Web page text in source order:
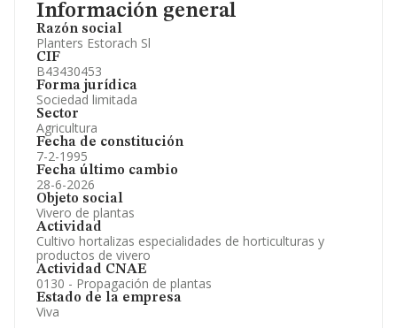
Información general
Razón social
Planters Estorach Sl
CIF
B43430453
Forma jurídica
Sociedad limitada
Sector
Agricultura
Fecha de constitución
7-2-1995
Fecha último cambio
28-6-2026
Objeto social
Vivero de plantas
Actividad
Cultivo hortalizas especialidades de horticulturas y
productos de vivero
Actividad CNAE
0130 - Propagación de plantas
Estado de la empresa
Viva